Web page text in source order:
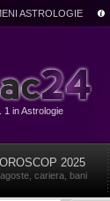
ASTROLOGIE
1 in Astrologie
2025
cariera, bani